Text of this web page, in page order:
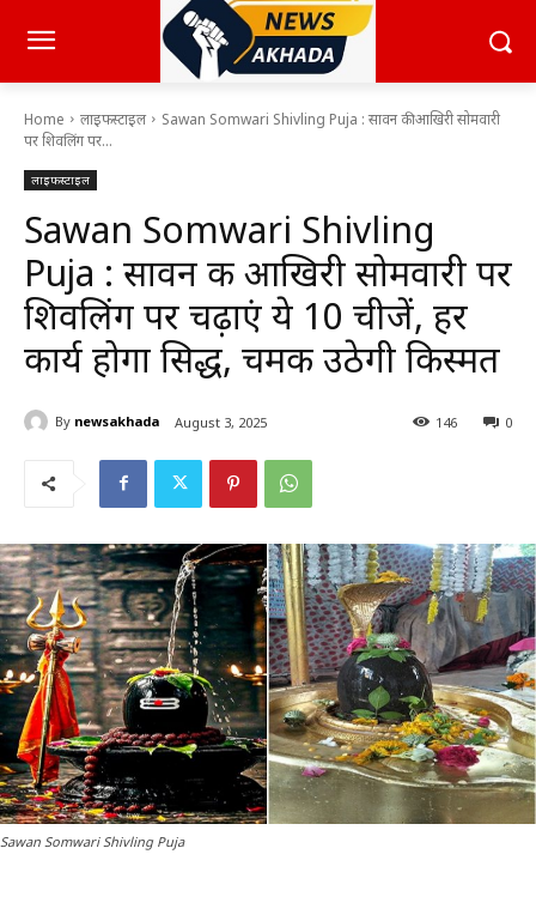
Home लाइफस्टाइल
Sawan Somwari Shivling Puja : सावन की आखिरी सोमवारी
पर शिवलिंग पर...
लाइफस्टाइल
Sawan Somwari Shivling
Puja : सावन की आखिरी सोमवारी पर
शिवलिंग पर चढ़ाएं ये 10 चीजें, हर
कार्य होगा सिद्ध, चमक उठेगी किस्मत
By newsakhada August 3, 2025 0
146
Sawan Somwari Shivling Puja